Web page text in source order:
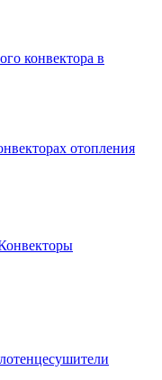
конвектора в
отопления